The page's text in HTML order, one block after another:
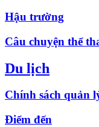
Hậu trường
Câu chuyện thể
Du lịch
Chính sách quản
Điểm đến